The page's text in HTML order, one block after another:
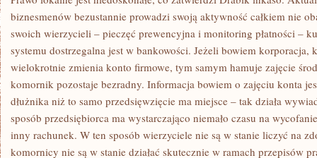
ŚCIĄGANIA
NALEŻNOŚCI
JEDNOSTCE
GOSPODARCZEJ
WINDYKACYJNEJ
W
SZEREGU
biznesmenów bezustannie prowadzi swoją aktywność całkiem nie
swoich wierzycieli – pieczęć prewencyjna i monitoring płatności –
systemu dostrzegalna jest w bankowości. Jeżeli bowiem korporacja,
wielokrotnie zmienia konto firmowe, tym samym hamuje zajęcie
komornik pozostaje bezradny. Informacja bowiem o zajęciu konta
dłużnika niż to samo przedsięwzięcie ma miejsce – tak działa
sposób przedsiębiorca ma wystarczająco niemało czasu na
inny rachunek. W ten sposób wierzyciele nie są w stanie liczyć na
komornicy nie są w stanie działać skutecznie w ramach przepisów